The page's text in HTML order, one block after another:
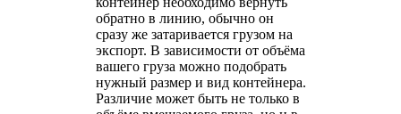
обратно в линию, обычно он
сразу же затаривается грузом на
экспорт. В зависимости от объёма
вашего груза можно подобрать
нужный размер и вид контейнера.
Различие может быть не только в